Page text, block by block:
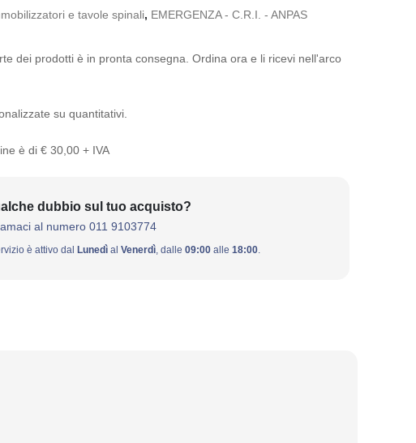
e tavole spinali, EMERGENZA - C.R.I. - ANPAS
dei prodotti è in pronta consegna. Ordina ora e li ricevi nell'arco
su quantitativi.
è di € 30,00 + IVA
dubbio sul tuo acquisto?
al numero 011 9103774
è attivo dal Lunedìal Venerdì, dalle 09:00alle 18:00.